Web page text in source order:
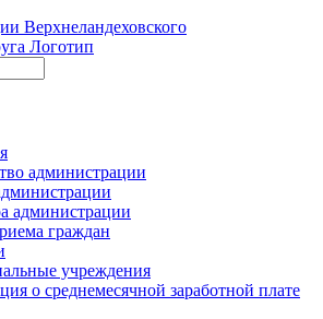
администрации
администрации
граждан
учреждения
о среднемесячной заработной плате